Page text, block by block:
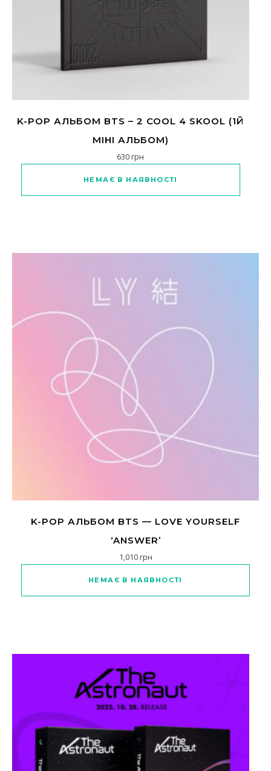
K-POP АЛЬБОМ BTS – 2 COOL 4 SKOOL (1Й
МІНІ АЛЬБОМ)
630грн
НЕМАЄ В НАЯВНОСТІ
K-POP АЛЬБОМ BTS — LOVE YOURSELF
‘ANSWER’
1,010грн
НЕМАЄ В НАЯВНОСТІ